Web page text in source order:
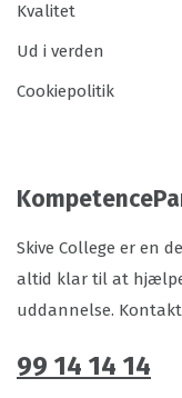
Kvalitet
Ud i verden
Cookiepolitik
Skive College er en
altid klar til at
uddannelse.
99 14 14 14